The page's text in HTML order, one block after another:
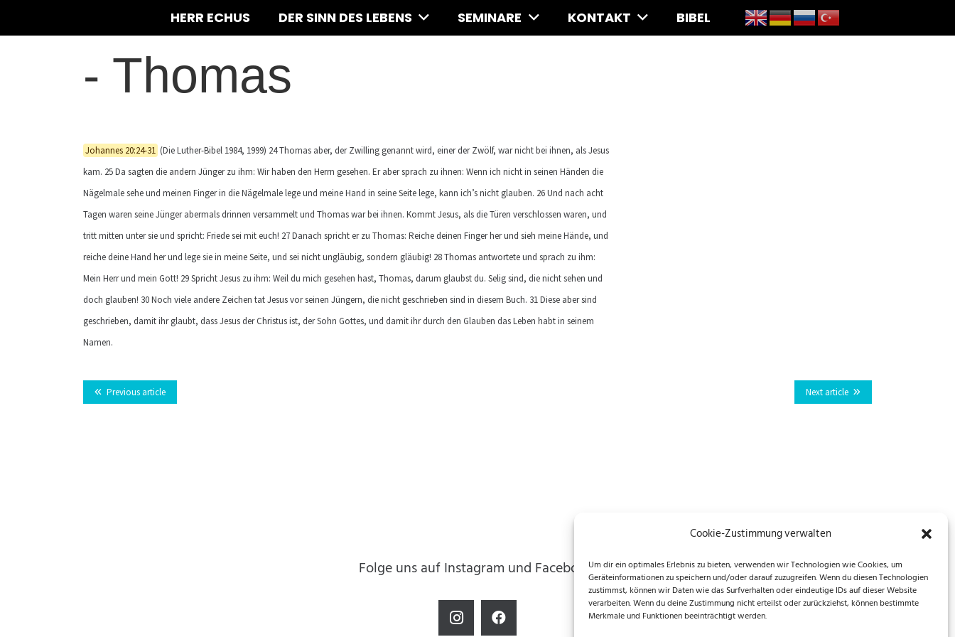
Cookie-Zustimmung verwalten
Um dir ein optimales Erlebnis zu bieten, verwenden wir Technologien wie Cookies, um
Geräteinformationen zu speichern und/oder darauf zuzugreifen. Wenn du diesen Technologien
zustimmst, können wir Daten wie das Surfverhalten oder eindeutige IDs auf dieser Website
verarbeiten. Wenn du deine Zustimmung nicht erteilst oder zurückziehst, können bestimmte
Merkmale und Funktionen beeinträchtigt werden.
HERR ECHUS DER SINN DES LEBENS SEMINARE KONTAKT BIBEL
- Thomas
Johannes 20:24-31 (Die Luther-Bibel 1984, 1999) 24 Thomas aber, der Zwilling genannt wird, einer der Zwölf, war nicht bei ihnen, als Jesus
kam. 25 Da sagten die andern Jünger zu ihm: Wir haben den Herrn gesehen. Er aber sprach zu ihnen: Wenn ich nicht in seinen Händen die
Nägelmale sehe und meinen Finger in die Nägelmale lege und meine Hand in seine Seite lege, kann ich’s nicht glauben. 26 Und nach acht
Tagen waren seine Jünger abermals drinnen versammelt und Thomas war bei ihnen. Kommt Jesus, als die Türen verschlossen waren, und
tritt mitten unter sie und spricht: Friede sei mit euch! 27 Danach spricht er zu Thomas: Reiche deinen Finger her und sieh meine Hände, und
reiche deine Hand her und lege sie in meine Seite, und sei nicht ungläubig, sondern gläubig! 28 Thomas antwortete und sprach zu ihm:
Mein Herr und mein Gott! 29 Spricht Jesus zu ihm: Weil du mich gesehen hast, Thomas, darum glaubst du. Selig sind, die nicht sehen und
doch glauben! 30 Noch viele andere Zeichen tat Jesus vor seinen Jüngern, die nicht geschrieben sind in diesem Buch. 31 Diese aber sind
geschrieben, damit ihr glaubt, dass Jesus der Christus ist, der Sohn Gottes, und damit ihr durch den Glauben das Leben habt in seinem
Namen.
Next article
Previous article
Folge uns auf Instagram und Facebook!